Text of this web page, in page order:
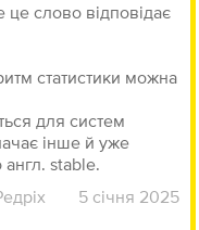
це слово відповідає
статистики можна
для систем
інше й уже
англ. stable.
5 січня 2025